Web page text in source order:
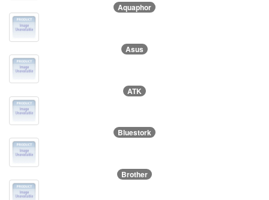
Aquaphor
Asus
ATK
Bluestork
Brother